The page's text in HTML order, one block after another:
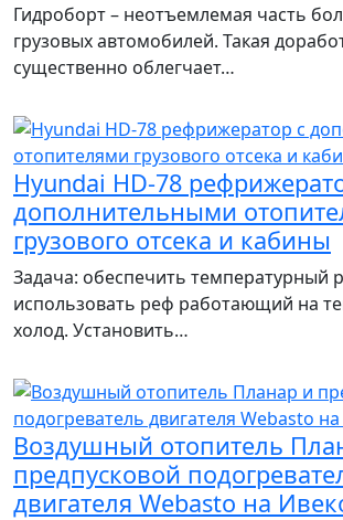
Гидроборт – неотъемлемая часть
грузовых автомобилей. Такая
существенно облегчает…
Hyundai HD-78
дополнительными
грузового отсека и кабины
Задача: обеспечить температурный
использовать реф работающий на
холод. Установить…
Воздушный отопитель
предпусковой
двигателя Webasto на